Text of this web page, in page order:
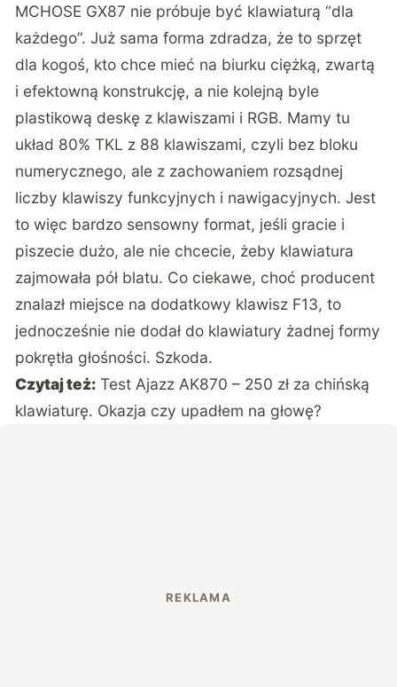
MCHOSE GX87 nie próbuje być klawiaturą “dla
każdego”. Już sama forma zdradza, że to sprzęt
dla kogoś, kto chce mieć na biurku ciężką, zwartą
i efektowną konstrukcję, a nie kolejną byle
plastikową deskę z klawiszami i RGB. Mamy tu
układ 80% TKL z 88 klawiszami, czyli bez bloku
numerycznego, ale z zachowaniem rozsądnej
liczby klawiszy funkcyjnych i nawigacyjnych. Jest
to więc bardzo sensowny format, jeśli gracie i
piszecie dużo, ale nie chcecie, żeby klawiatura
zajmowała pół blatu. Co ciekawe, choć producent
znalazł miejsce na dodatkowy klawisz F13, to
jednocześnie nie dodał do klawiatury żadnej formy
pokrętła głośności. Szkoda.
Czytaj też: Test Ajazz AK870 – 250 zł za chińską
klawiaturę. Okazja czy upadłem na głowę?